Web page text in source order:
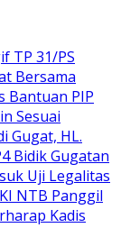
TP 31/PS
Bersama
Bantuan PIP
Sesuai
Gugat, HL.
Bidik Gugatan
Uji Legalitas
NTB Panggil
Kadis